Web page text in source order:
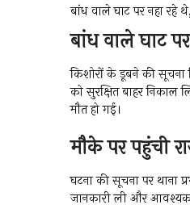
बांध वाले घाट पर नहा
बांध वाले घाट
किशोरों के डूबने की सूचना
को सुरक्षित बाहर निकाल
मौत हो गई।
मौके पर पहुंची
घटना की सूचना पर थाना
जानकारी ली और आवश्यक